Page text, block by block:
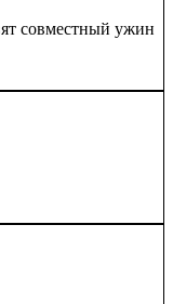
совместный ужин